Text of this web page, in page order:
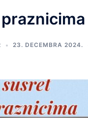
23. DECEMBRA 2024.